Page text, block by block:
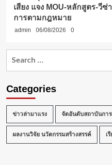
เสียง แจง MOU-หลักสูตร-วีซ่
การตามกฎหมาย
admin 06/08/2026 0
Categories
ข่าวล่ามาแรง จัดอันดับสถาบันกา
ผลงานวิจัย นวัตกรรมสร้างสรรค์ เ